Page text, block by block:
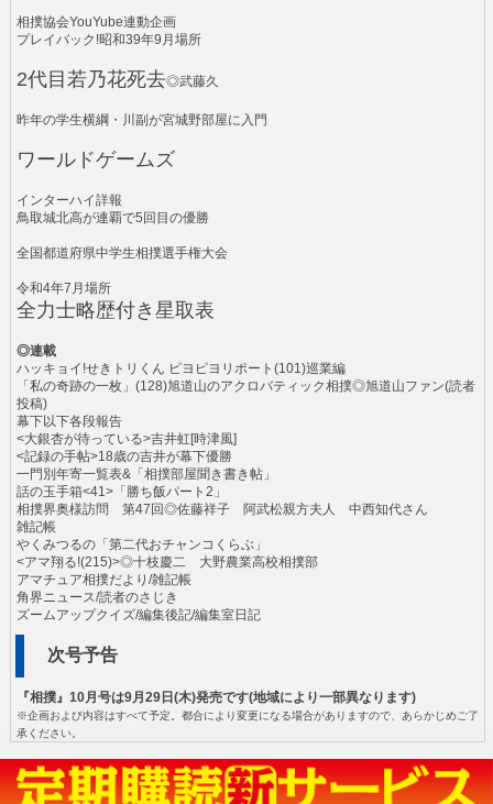
相撲協会YouYube連動企画
プレイバック!昭和39年9月場所
2代目若乃花死去◎武藤久
昨年の学生横綱・川副が宮城野部屋に入門
ワールドゲームズ
インターハイ詳報
鳥取城北高が連覇で5回目の優勝
全国都道府県中学生相撲選手権大会
令和4年7月場所
全力士略歴付き星取表
◎連載
ハッキョイ!せきトリくん ピヨピヨリポート(101)巡業編
「私の奇跡の一枚」(128)旭道山のアクロバティック相撲◎旭道山ファン(読者
投稿)
幕下以下各段報告
<大銀杏が待っている>吉井虹[時津風]
<記録の手帖>18歳の吉井が幕下優勝
一門別年寄一覧表&「相撲部屋聞き書き帖」
話の玉手箱<41>「勝ち飯パート2」
相撲界奥様訪問 第47回◎佐藤祥子 阿武松親方夫人 中西知代さん
雑記帳
やくみつるの「第二代おチャンコくらぶ」
<アマ翔る!(215)>◎十枝慶二 大野農業高校相撲部
アマチュア相撲だより/雑記帳
角界ニュース/読者のさじき
ズームアップクイズ/編集後記/編集室日記
次号予告
『相撲』10月号は9月29日(木)発売です(地域により一部異なります)
※企画および内容はすべて予定。都合により変更になる場合がありますので、あらかじめご了
承ください。